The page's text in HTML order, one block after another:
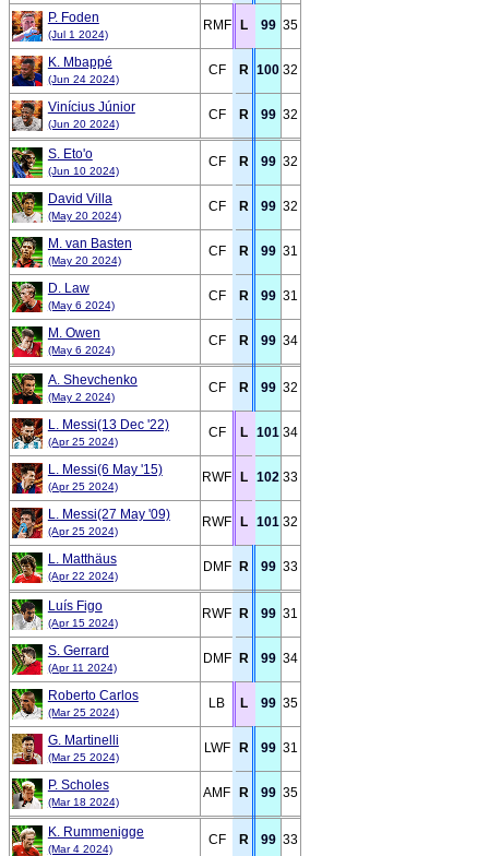
P. Foden
(Jul 1 2024)
RMF L 99 35
K. Mbappé
(Jun 24 2024)
CF R 100 32
Vinícius Júnior
(Jun 20 2024)
CF R 99 32
S. Eto'o
(Jun 10 2024)
CF R 99 32
David Villa
(May 20 2024)
CF R 99 32
M. van Basten
(May 20 2024)
CF R 99 31
D. Law
(May 6 2024)
CF R 99 31
M. Owen
(May 6 2024)
CF R 99 34
A. Shevchenko
(May 2 2024)
CF R 99 32
L. Messi(13 Dec '22)
(Apr 25 2024)
CF L 101 34
L. Messi(6 May '15)
(Apr 25 2024)
RWF L 102 33
L. Messi(27 May '09)
(Apr 25 2024)
RWF L 101 32
L. Matthäus
(Apr 22 2024)
DMF R 99 33
Luís Figo
(Apr 15 2024)
RWF R 99 31
S. Gerrard
(Apr 11 2024)
DMF R 99 34
Roberto Carlos
(Mar 25 2024)
LB L 99 35
G. Martinelli
(Mar 25 2024)
LWF R 99 31
P. Scholes
(Mar 18 2024)
AMF R 99 35
K. Rummenigge
(Mar 4 2024)
CF R 99 33